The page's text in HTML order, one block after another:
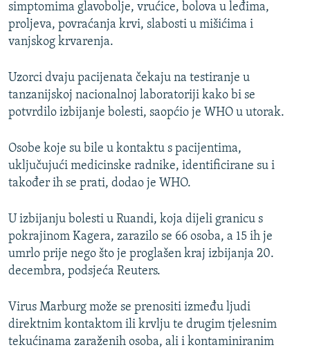
simptomima glavobolje, vrućice, bolova u leđima,
proljeva, povraćanja krvi, slabosti u mišićima i
vanjskog krvarenja.
Uzorci dvaju pacijenata čekaju na testiranje u
tanzanijskoj nacionalnoj laboratoriji kako bi se
potvrdilo izbijanje bolesti, saopćio je WHO u utorak.
Osobe koje su bile u kontaktu s pacijentima,
uključujući medicinske radnike, identificirane su i
također ih se prati, dodao je WHO.
U izbijanju bolesti u Ruandi, koja dijeli granicu s
pokrajinom Kagera, zarazilo se 66 osoba, a 15 ih je
umrlo prije nego što je proglašen kraj izbijanja 20.
decembra, podsjeća Reuters.
Virus Marburg može se prenositi između ljudi
direktnim kontaktom ili krvlju te drugim tjelesnim
tekućinama zaraženih osoba, ali i kontaminiranim